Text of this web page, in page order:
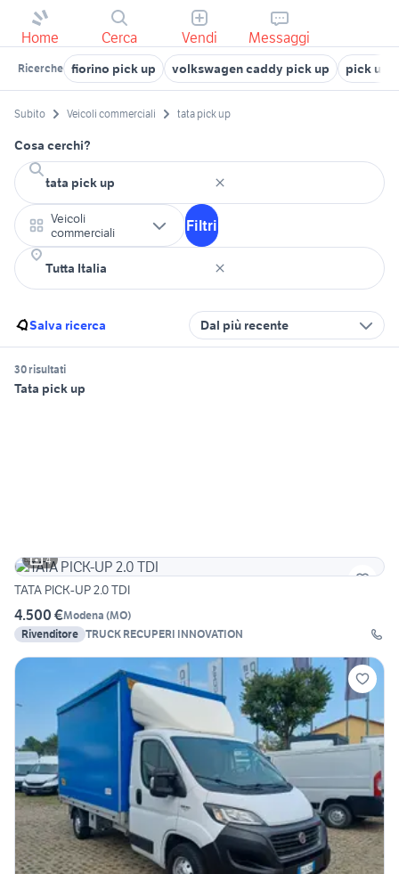
Home Cerca Vendi Messaggi
Ricerche fiorino pick up volkswagen caddy pick up pick up
Subito Veicoli commerciali tata pick up
Cosa cerchi?
Veicoli
commerciali
Filtri
Salva ricerca Dal più recente
30 risultati
Tata pick up
4
TATA PICK-UP 2.0 TDI
4.500 €Modena (MO)
Rivenditore TRUCK RECUPERI INNOVATION